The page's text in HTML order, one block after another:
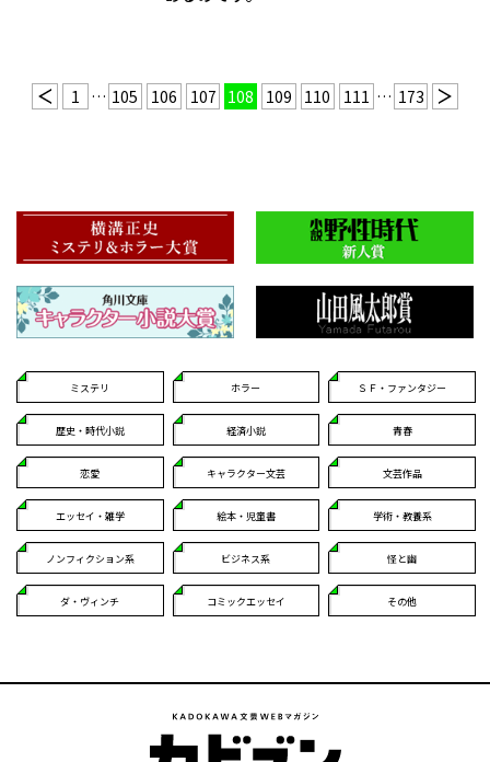
1 … 105 106 107 108 109 110 111 … 173
ミステリ ホラー ＳＦ・ファンタジー
歴史・時代小説 経済小説 青春
恋愛 キャラクター文芸 文芸作品
エッセイ・雑学 絵本・児童書 学術・教養系
ノンフィクション系 ビジネス系 怪と幽
ダ・ヴィンチ コミックエッセイ その他